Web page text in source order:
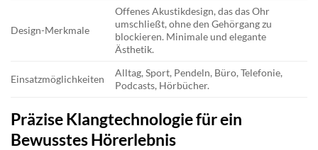
Design-Merkmale
Offenes Akustikdesign, das das Ohr
umschließt, ohne den Gehörgang zu
blockieren. Minimale und elegante
Ästhetik.
Einsatzmöglichkeiten
Alltag, Sport, Pendeln, Büro, Telefonie,
Podcasts, Hörbücher.
Präzise Klangtechnologie für ein
Bewusstes Hörerlebnis